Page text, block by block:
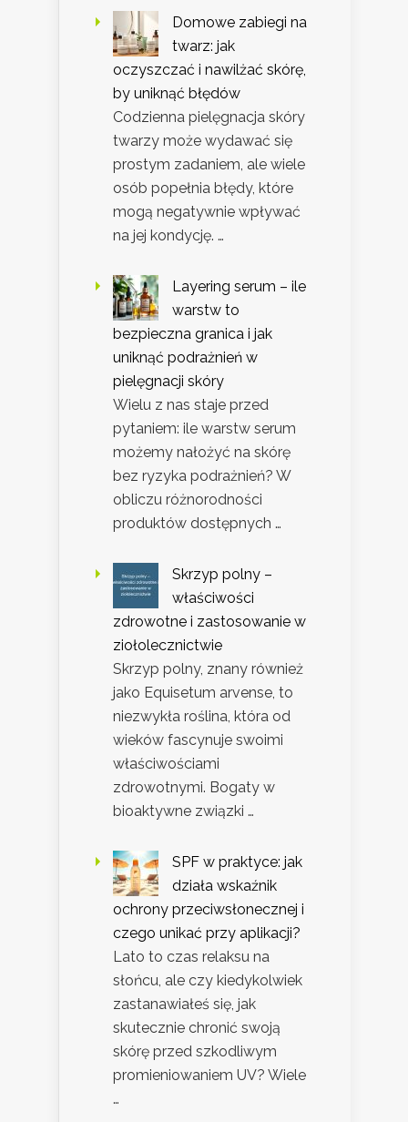
Domowe zabiegi na
twarz: jak
oczyszczać i nawilżać skórę,
by uniknąć błędów
Codzienna pielęgnacja skóry
twarzy może wydawać się
prostym zadaniem, ale wiele
osób popełnia błędy, które
mogą negatywnie wpływać
na jej kondycję. …
Layering serum – ile
warstw to
bezpieczna granica i jak
uniknąć podrażnień w
pielęgnacji skóry
Wielu z nas staje przed
pytaniem: ile warstw serum
możemy nałożyć na skórę
bez ryzyka podrażnień? W
obliczu różnorodności
produktów dostępnych …
Skrzyp polny –
właściwości
zdrowotne i zastosowanie w
ziołolecznictwie
Skrzyp polny, znany również
jako Equisetum arvense, to
niezwykła roślina, która od
wieków fascynuje swoimi
właściwościami
zdrowotnymi. Bogaty w
bioaktywne związki …
SPF w praktyce: jak
działa wskaźnik
ochrony przeciwsłonecznej i
czego unikać przy aplikacji?
Lato to czas relaksu na
słońcu, ale czy kiedykolwiek
zastanawiałeś się, jak
skutecznie chronić swoją
skórę przed szkodliwym
promieniowaniem UV? Wiele
…